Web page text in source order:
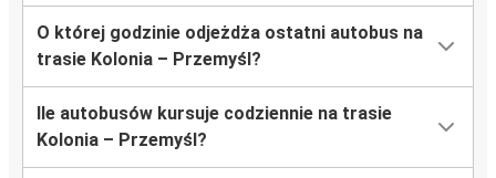
O której godzinie odjeżdża ostatni autobus na
trasie Kolonia – Przemyśl?
Ile autobusów kursuje codziennie na trasie
Kolonia – Przemyśl?